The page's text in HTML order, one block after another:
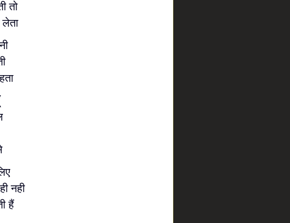
तो
नही
हैं